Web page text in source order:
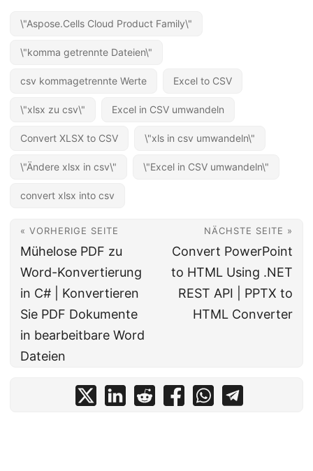
\"Aspose.Cells Cloud Product Family\"
\"komma getrennte Dateien\"
csv kommagetrennte Werte Excel to CSV
\"xlsx zu csv\" Excel in CSV umwandeln
Convert XLSX to CSV \"xls in csv umwandeln\"
\"Ändere xlsx in csv\" \"Excel in CSV umwandeln\"
convert xlsx into csv
« VORHERIGE SEITE
Mühelose PDF zu
Word-Konvertierung
in C# | Konvertieren
Sie PDF Dokumente
in bearbeitbare Word
Dateien
NÄCHSTE SEITE »
Convert PowerPoint
to HTML Using .NET
REST API | PPTX to
HTML Converter